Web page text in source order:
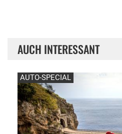
AUCH INTERESSANT
AUTO-SPECIAL